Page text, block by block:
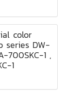
color
series DW-
700SKC-1 ,
1